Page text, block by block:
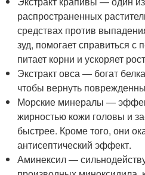
распространенных
средствах против
зуд, помогает справиться
питает корни и ускоряет
Экстракт овса — богат
чтобы вернуть
Морские минералы —
жирностью кожи головы и
быстрее. Кроме того, они
антисептический эффект.
Аминексил —